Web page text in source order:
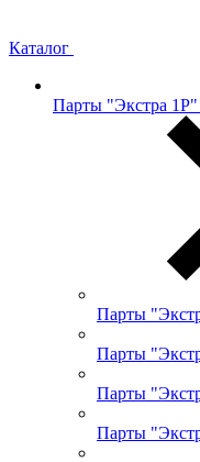
Каталог
Парты "Экстра
Парты
Парты
Парты
Парты